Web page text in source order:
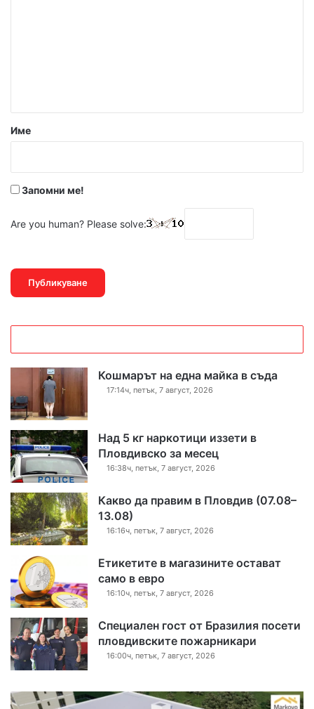
р
Име
Запомни ме!
Are you human? Please solve:
Кошмарът на една майка в съда
17:14ч, петък, 7 август, 2026
Над 5 кг наркотици иззети в
Пловдивско за месец
16:38ч, петък, 7 август, 2026
Какво да правим в Пловдив (07.08–
13.08)
16:16ч, петък, 7 август, 2026
Етикетите в магазините остават
само в евро
16:10ч, петък, 7 август, 2026
Специален гост от Бразилия посети
пловдивските пожарникари
16:00ч, петък, 7 август, 2026